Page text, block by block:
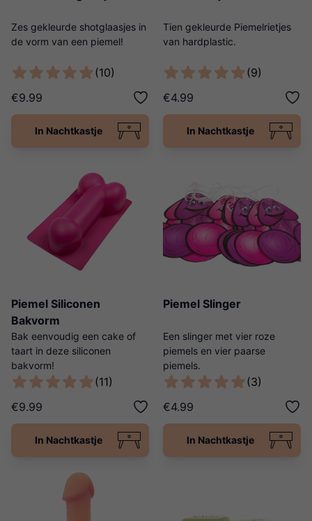
Zes gekleurde shotglaasjes in
de vorm van een piemel!
(10)
€9.99
In Nachtkastje
Tien gekleurde Piemelrietjes
van hardplastic.
(9)
€4.99
In Nachtkastje
Piemel Siliconen
Bakvorm
Bak eenvoudig een cake of
taart in deze siliconen
bakvorm!
(11)
€9.99
In Nachtkastje
Piemel Slinger
Een slinger met vier roze
piemels en vier paarse
piemels.
(3)
€4.99
In Nachtkastje